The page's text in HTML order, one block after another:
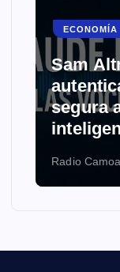
ECONOMÍA
Sam
segura
Radio